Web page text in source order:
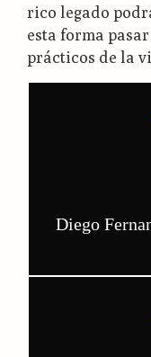
rico legado
esta forma
prácticos de la
Diego